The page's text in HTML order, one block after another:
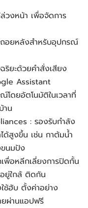
วงหน้า เพื่อจัดการ
ถอยหลังสำหรับอุปกรณ์
ยะด้วยคำสั่งเสียง
Assistant
ดยอัตโนมัติในเวลาที่
าน
: รองรับกำลัง
ด้สูงขึ้น เช่น กาต้มน้ำ
นมปัง
พื่อหลีกเลี่ยงการปิดกั้น
อยู่ใกล้ ติดกัน
ช้ฮับ ตั้งค่าอย่าง
ยผ่านแอปฟรี